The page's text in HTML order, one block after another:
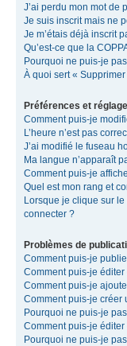
J’ai perdu mon mot de
Je suis inscrit mais ne
Je m’étais déjà inscrit
Qu’est-ce que la
Pourquoi ne puis-je
À quoi sert «
Préférences et
Comment puis-je
L’heure n’est pas
J’ai modifié le fuseau
Ma langue n’apparaît
Comment puis-je
Quel est mon rang et
Lorsque je clique sur le
connecter ?
Problèmes de
Comment puis-je
Comment puis-je
Comment puis-je
Comment puis-je créer
Pourquoi ne puis-je
Comment puis-je
Pourquoi ne puis-je